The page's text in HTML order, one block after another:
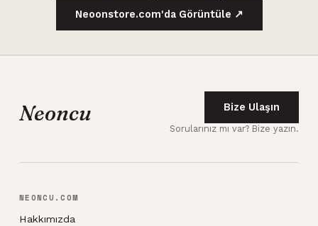
Neoonstore.com'da Görüntüle ↗
Neoncu Bize Ulaşın
Sorularınız mı var? Bize yazın.
NEONCU.COM
Hakkımızda